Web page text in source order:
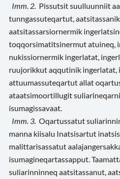
Imm. 2. Pissutsit suulluunniit
tunngassuteqartut,
aatsitassarsiornermik
toqqorsimatitsinermut atuineq,
nukissiornermik ingerlatat,
ruujorikkut aqqutinik ingerlatat,
attuumassuteqartut allat
ataatsimoortillugit
isumagissavaat.
Imm. 3. Oqartussatut
manna kiisalu Inatsisartut
malittarisassatut
isumagineqartassapput.
suliarinninneq aatsitassanut,